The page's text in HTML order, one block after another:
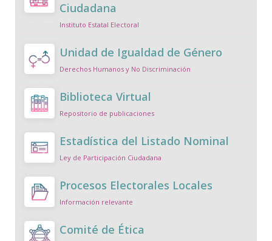
Ciudadana
Instituto Estatal Electoral
Unidad de Igualdad de Género
Derechos Humanos y No Discriminación
Biblioteca Virtual
Repositorio de publicaciones
Estadística del Listado Nominal
Ley de Participación Ciudadana
Procesos Electorales Locales
Información relevante
Comité de Ética